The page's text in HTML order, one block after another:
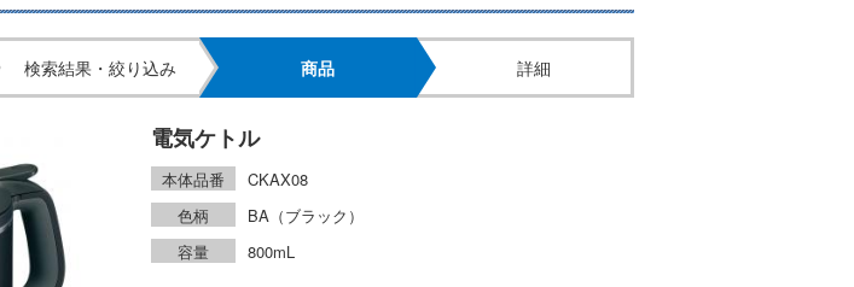
検索結果・絞り込み 商品 詳細
電気ケトル
本体品番
CKAX08
色柄
BA（ブラック）
容量
800mL